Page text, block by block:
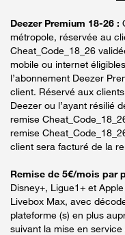
Deezer Premium 18-26 :
métropole, réservée au
Cheat_Code_18_26
mobile ou internet
l’abonnement Deezer
client. Réservé aux
Deezer ou l’ayant résilié
remise
remise
client sera facturé de la
Remise de 5€/mois par
Disney+, Ligue1+ et
Livebox Max, avec
plateforme (s) en plus
suivant la mise en